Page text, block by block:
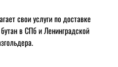
свои услуги по доставке
в СПб и Ленинградской